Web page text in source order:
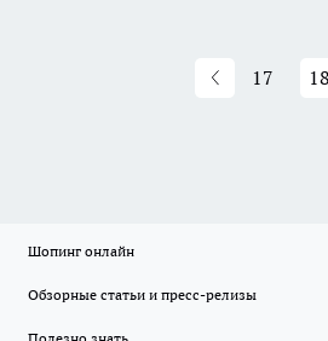
17 18
Шопинг онлайн
Обзорные статьи и пресс-релизы